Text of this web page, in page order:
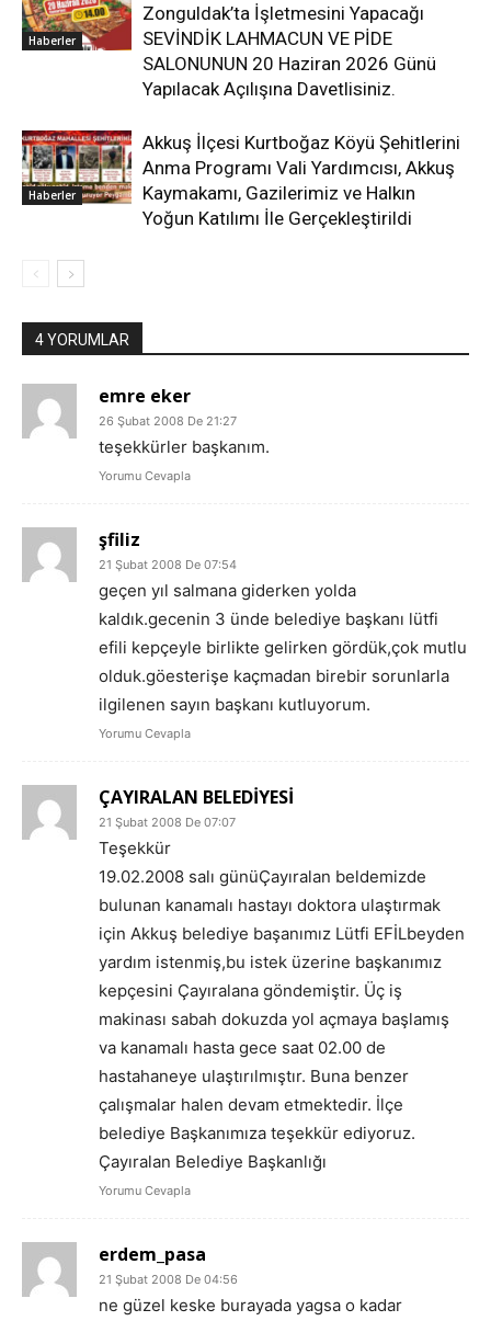
Haberler
Zonguldak’ta İşletmesini Yapacağı
SEVİNDİK LAHMACUN VE PİDE
SALONUNUN 20 Haziran 2026 Günü
Yapılacak Açılışına Davetlisiniz.
Haberler
Akkuş İlçesi Kurtboğaz Köyü Şehitlerini
Anma Programı Vali Yardımcısı, Akkuş
Kaymakamı, Gazilerimiz ve Halkın
Yoğun Katılımı İle Gerçekleştirildi
4 YORUMLAR
emre eker
26 Şubat 2008 De 21:27
teşekkürler başkanım.
Yorumu Cevapla
şfiliz
21 Şubat 2008 De 07:54
geçen yıl salmana giderken yolda
kaldık.gecenin 3 ünde belediye başkanı lütfi
efili kepçeyle birlikte gelirken gördük,çok mutlu
olduk.göesterişe kaçmadan birebir sorunlarla
ilgilenen sayın başkanı kutluyorum.
Yorumu Cevapla
ÇAYIRALAN BELEDİYESİ
21 Şubat 2008 De 07:07
Teşekkür
19.02.2008 salı günüÇayıralan beldemizde
bulunan kanamalı hastayı doktora ulaştırmak
için Akkuş belediye başanımız Lütfi EFİLbeyden
yardım istenmiş,bu istek üzerine başkanımız
kepçesini Çayıralana göndemiştir. Üç iş
makinası sabah dokuzda yol açmaya başlamış
va kanamalı hasta gece saat 02.00 de
hastahaneye ulaştırılmıştır. Buna benzer
çalışmalar halen devam etmektedir. İlçe
belediye Başkanımıza teşekkür ediyoruz.
Çayıralan Belediye Başkanlığı
Yorumu Cevapla
erdem_pasa
21 Şubat 2008 De 04:56
ne güzel keske burayada yagsa o kadar